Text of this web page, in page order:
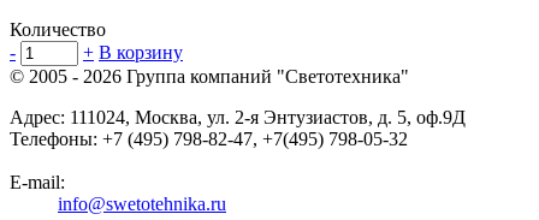
Количество
-
+ В корзину
© 2005 - 2026 Группа компаний "Светотехника"
Адрес: 111024, Москва, ул. 2-я Энтузиастов, д. 5, оф.9Д
Телефоны: +7 (495) 798-82-47, +7(495) 798-05-32
E-mail:
info@swetotehnika.ru